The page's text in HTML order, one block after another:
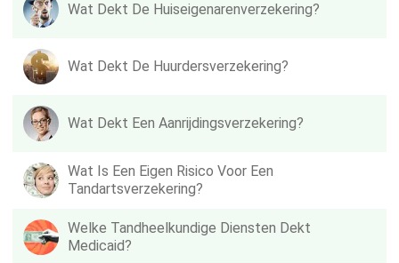
Wat Dekt De Huiseigenarenverzekering?
Wat Dekt De Huurdersverzekering?
Wat Dekt Een Aanrijdingsverzekering?
Wat Is Een Eigen Risico Voor Een
Tandartsverzekering?
Welke Tandheelkundige Diensten Dekt
Medicaid?